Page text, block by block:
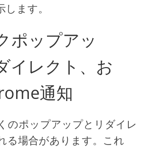
ます。
ポップアッ
イレクト、お
通知
のポップアップとリダイレ
る場合があります。これ